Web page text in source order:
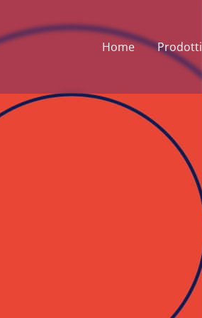
Home Prodotti